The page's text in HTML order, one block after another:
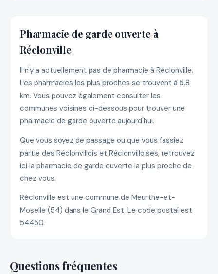
Pharmacie de garde ouverte à
Réclonville
Il n'y a actuellement pas de pharmacie à Réclonville.
Les pharmacies les plus proches se trouvent à 5.8
km. Vous pouvez également consulter les
communes voisines ci-dessous pour trouver une
pharmacie de garde ouverte aujourd'hui.
Que vous soyez de passage ou que vous fassiez
partie des Réclonvillois et Réclonvilloises, retrouvez
ici la pharmacie de garde ouverte la plus proche de
chez vous.
Réclonville est une commune de Meurthe-et-
Moselle (54) dans le Grand Est. Le code postal est
54450.
Questions fréquentes